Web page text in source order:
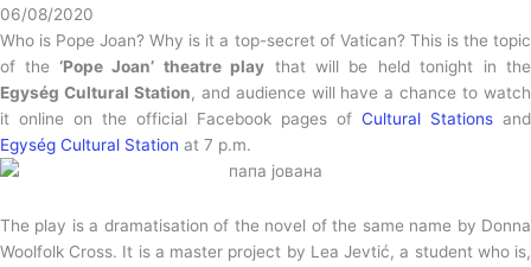
06/08/2020
Who is Pope Joan? Why is it a top-secret of Vatican? This is the topic
of the ‘Pope Joan’ theatre play that will be held tonight in the
Egység Cultural Station, and audience will have a chance to watch
it online on the official Facebook pages of Cultural Stations and
Egység Cultural Station at 7 p.m.
The play is a dramatisation of the novel of the same name by Donna
Woolfolk Cross. It is a master project by Lea Jevtić, a student who is,